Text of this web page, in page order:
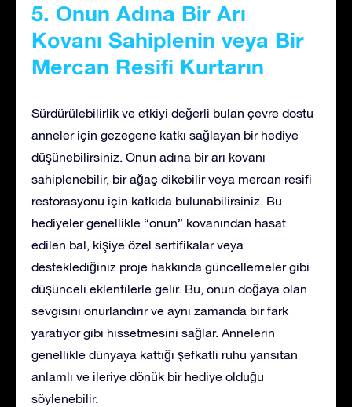
5. Onun Adına Bir Arı
Kovanı Sahiplenin veya Bir
Mercan Resifi Kurtarın
Sürdürülebilirlik ve etkiyi değerli bulan çevre dostu
anneler için gezegene katkı sağlayan bir hediye
düşünebilirsiniz. Onun adına bir arı kovanı
sahiplenebilir, bir ağaç dikebilir veya mercan resifi
restorasyonu için katkıda bulunabilirsiniz. Bu
hediyeler genellikle “onun” kovanından hasat
edilen bal, kişiye özel sertifikalar veya
desteklediğiniz proje hakkında güncellemeler gibi
düşünceli eklentilerle gelir. Bu, onun doğaya olan
sevgisini onurlandırır ve aynı zamanda bir fark
yaratıyor gibi hissetmesini sağlar. Annelerin
genellikle dünyaya kattığı şefkatli ruhu yansıtan
anlamlı ve ileriye dönük bir hediye olduğu
söylenebilir.